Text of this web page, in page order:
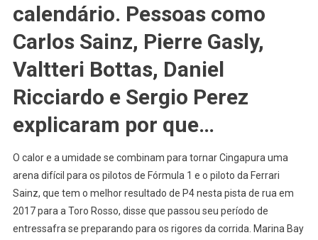
Coisa
Na
F1;
Realmente
Esta
Desafiadora
calendário. Pessoas como
Carlos Sainz, Pierre Gasly,
Valtteri Bottas, Daniel
Ricciardo e Sergio Perez
explicaram por que…
O calor e a umidade se combinam para tornar Cingapura uma
arena difícil para os pilotos de Fórmula 1 e o piloto da Ferrari
Sainz, que tem o melhor resultado de P4 nesta pista de rua em
2017 para a Toro Rosso, disse que passou seu período de
entressafra se preparando para os rigores da corrida. Marina Bay